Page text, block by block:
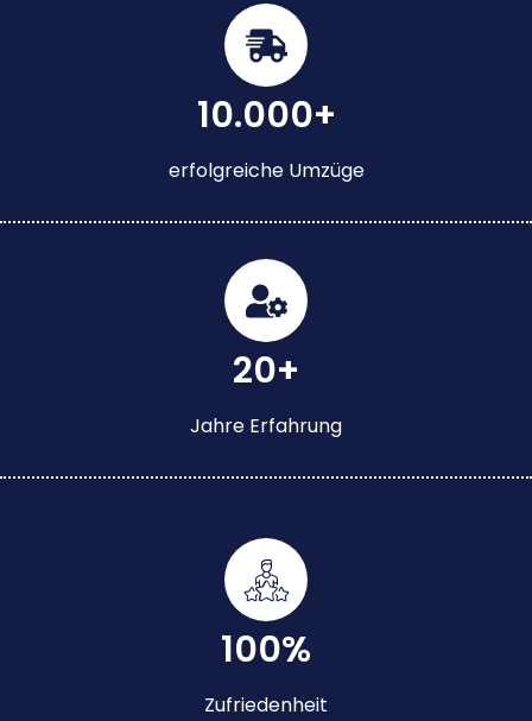
10.000+
erfolgreiche Umzüge
20+
Jahre Erfahrung
100%
Zufriedenheit